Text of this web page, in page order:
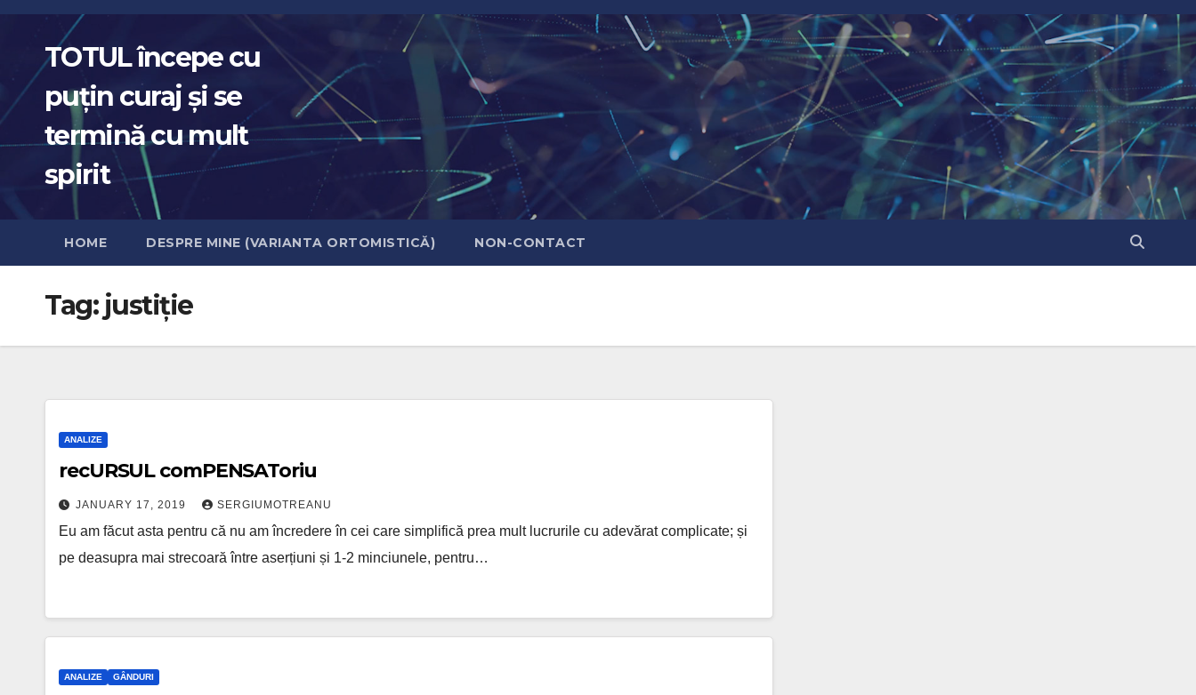
Skip
contentTOTUL începe cu
puțin curaj și se
termină cu mult
spirit
HOME DESPRE MINE (VARIANTA ORTOMISTICĂ) NON-CONTACT
Tag: justiție
ANALIZE
recURSUL comPENSAToriu
JANUARY 17, 2019 SERGIUMOTREANU
Eu am făcut asta pentru că nu am încredere în cei care simplifică prea mult lucrurile cu adevărat complicate; și
pe deasupra mai strecoară între aserțiuni și 1-2 minciunele, pentru…
ANALIZE GÂNDURI